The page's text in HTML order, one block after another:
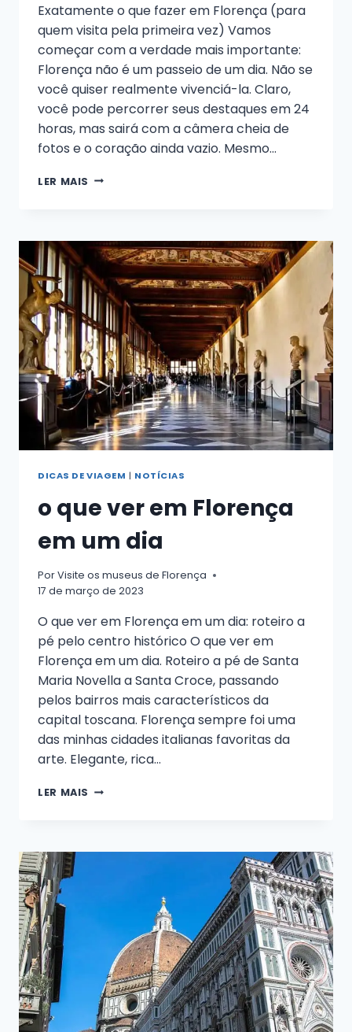
Exatamente o que fazer em Florença (para
quem visita pela primeira vez) Vamos
começar com a verdade mais importante:
Florença não é um passeio de um dia. Não se
você quiser realmente vivenciá-la. Claro,
você pode percorrer seus destaques em 24
horas, mas sairá com a câmera cheia de
fotos e o coração ainda vazio. Mesmo...
LER MAIS PRIMEIRA
DICAS
PRÁTICAS
DE
VIAGEM,
ERROS
A
EVITAR
E
ONDE
COMER
DICAS DE VIAGEM | NOTÍCIAS
o que ver em Florença
em um dia
PorVisite os museus de Florença
17 de março de 2023
O que ver em Florença em um dia: roteiro a
pé pelo centro histórico O que ver em
Florença em um dia. Roteiro a pé de Santa
Maria Novella a Santa Croce, passando
pelos bairros mais característicos da
capital toscana. Florença sempre foi uma
das minhas cidades italianas favoritas da
arte. Elegante, rica…
LER MAIS O
FLORENÇA